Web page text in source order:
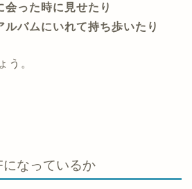
会った時に見せたり
ルバムにいれて持ち歩いたり
う。
なっているか